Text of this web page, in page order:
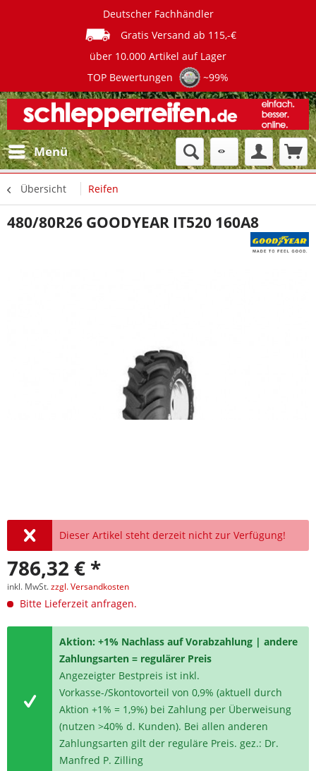
Deutscher Fachhändler
Gratis Versand ab 115,-€
über 10.000 Artikel auf Lager
TOP Bewertungen
~99%
Menü
Übersicht Reifen
480/80R26 GOODYEAR IT520 160A8
Dieser Artikel steht derzeit nicht zur Verfügung!
786,32 € *
inkl. MwSt.zzgl. Versandkosten
Bitte Lieferzeit anfragen.
Aktion: +1% Nachlass auf Vorabzahlung | andere
Zahlungsarten = regulärer Preis
Angezeigter Bestpreis ist inkl.
Vorkasse-/Skontovorteil von 0,9% (aktuell durch
Aktion +1% = 1,9%) bei Zahlung per Überweisung
(nutzen >40% d. Kunden). Bei allen anderen
Zahlungsarten gilt der reguläre Preis. gez.: Dr.
Manfred P. Zilling